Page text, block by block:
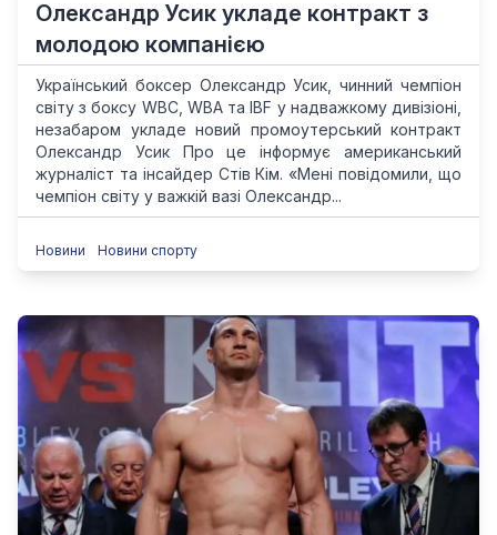
Олександр Усик укладе контракт з
молодою компанією
Український боксер Олександр Усик, чинний чемпіон
світу з боксу WBC, WBA та IBF у надважкому дивізіоні,
незабаром укладе новий промоутерський контракт
Олександр Усик Про це інформує американський
журналіст та інсайдер Стів Кім. «Мені повідомили, що
чемпіон світу у важкій вазі Олександр...
Новини Новини спорту